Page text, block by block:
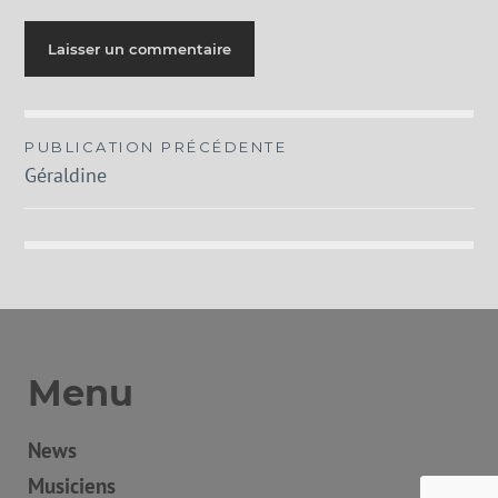
Navigation
de
PUBLICATION PRÉCÉDENTE
Géraldine
Menu
News
Musiciens